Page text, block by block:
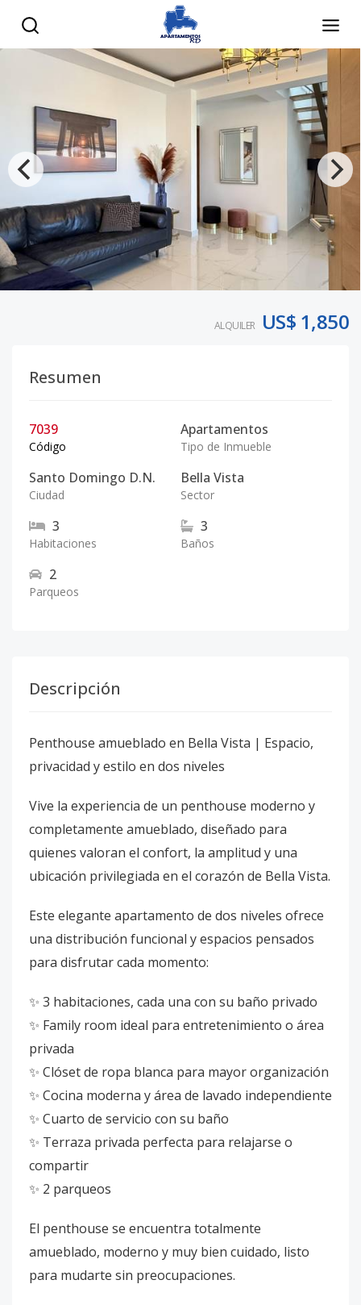
ALQUILER US$ 1,850
Resumen
7039
Código
Apartamentos
Tipo de Inmueble
Santo Domingo D.N.
Ciudad
Bella Vista
Sector
3
Habitaciones
3
Baños
2
Parqueos
Descripción
Penthouse amueblado en Bella Vista | Espacio,
privacidad y estilo en dos niveles
Vive la experiencia de un penthouse moderno y
completamente amueblado, diseñado para
quienes valoran el confort, la amplitud y una
ubicación privilegiada en el corazón de Bella Vista.
Este elegante apartamento de dos niveles ofrece
una distribución funcional y espacios pensados
para disfrutar cada momento:
✨ 3 habitaciones, cada una con su baño privado
✨ Family room ideal para entretenimiento o área
privada
✨ Clóset de ropa blanca para mayor organización
✨ Cocina moderna y área de lavado independiente
✨ Cuarto de servicio con su baño
✨ Terraza privada perfecta para relajarse o
compartir
✨ 2 parqueos
El penthouse se encuentra totalmente
amueblado, moderno y muy bien cuidado, listo
para mudarte sin preocupaciones.